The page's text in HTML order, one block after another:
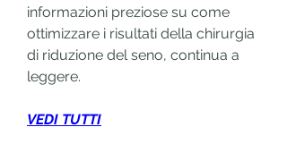
informazioni preziose su come
ottimizzare i risultati della chirurgia
di riduzione del seno, continua a
leggere.
VEDI TUTTI